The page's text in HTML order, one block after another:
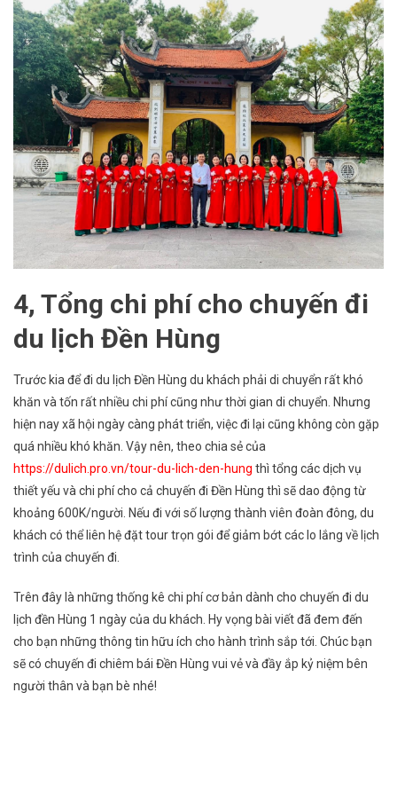
4, Tổng chi phí cho chuyến đi
du lịch Đền Hùng
Trước kia để đi du lịch Đền Hùng du khách phải di chuyển rất khó
khăn và tốn rất nhiều chi phí cũng như thời gian di chuyển. Nhưng
hiện nay xã hội ngày càng phát triển, việc đi lại cũng không còn gặp
quá nhiều khó khăn. Vậy nên, theo chia sẻ của
https://dulich.pro.vn/tour-du-lich-den-hung thì tổng các dịch vụ
thiết yếu và chi phí cho cả chuyến đi Đền Hùng thì sẽ dao động từ
khoảng 600K/người. Nếu đi với số lượng thành viên đoàn đông, du
khách có thể liên hệ đặt tour trọn gói để giảm bớt các lo lắng về lịch
trình của chuyến đi.
Trên đây là những thống kê chi phí cơ bản dành cho chuyến đi du
lịch đền Hùng 1 ngày của du khách. Hy vọng bài viết đã đem đến
cho bạn những thông tin hữu ích cho hành trình sắp tới. Chúc bạn
sẽ có chuyến đi chiêm bái Đền Hùng vui vẻ và đầy ắp kỷ niệm bên
người thân và bạn bè nhé!